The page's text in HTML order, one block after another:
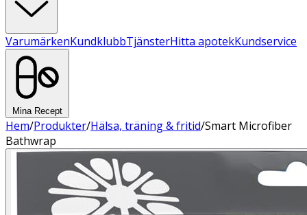
VarumärkenKundklubbTjänsterHitta apotekKundservice
Mina Recept
Hem/Produkter/Hälsa, träning & fritid/Smart Microfiber
Bathwrap